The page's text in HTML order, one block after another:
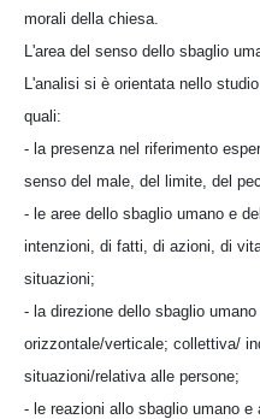
morali della chiesa.
L'area del senso dello sbaglio
L'analisi si è orientata nello
quali:
- la presenza nel riferimento
senso del male, del limite, del
- le aree dello sbaglio umano e
intenzioni, di fatti, di azioni, di
situazioni;
- la direzione dello sbaglio
orizzontale/verticale; collettiva/
situazioni/relativa alle persone;
- le reazioni allo sbaglio umano